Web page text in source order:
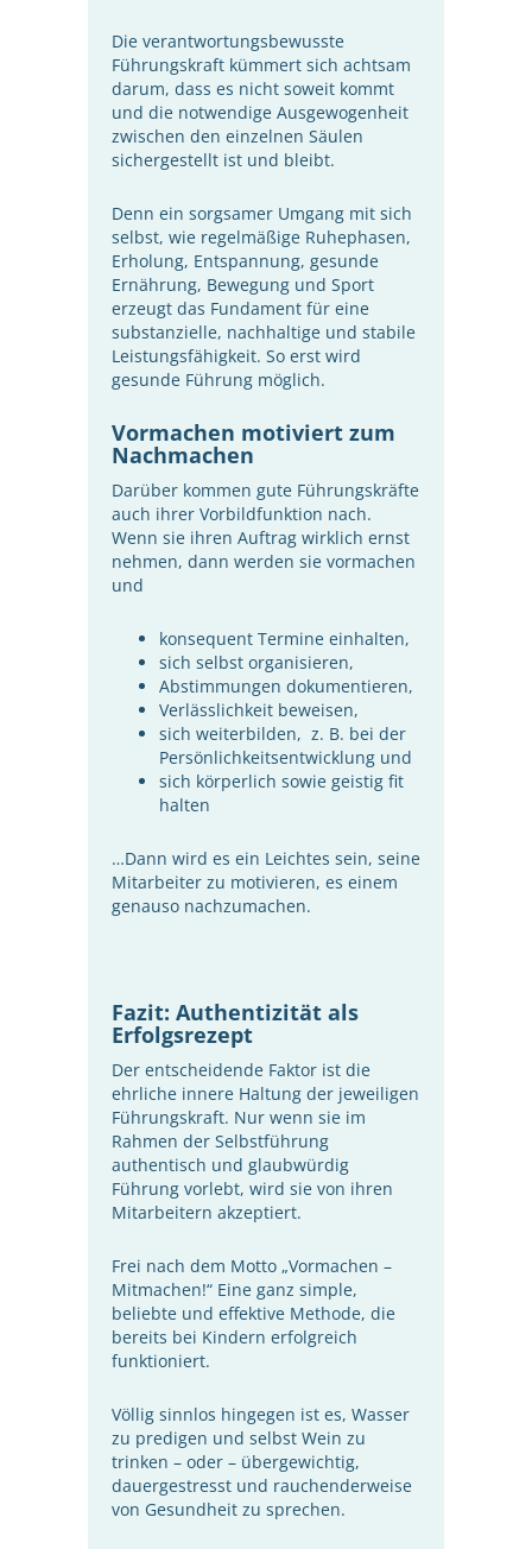
Die verantwortungsbewusste
Führungskraft kümmert sich achtsam
darum, dass es nicht soweit kommt
und die notwendige Ausgewogenheit
zwischen den einzelnen Säulen
sichergestellt ist und bleibt.
Denn ein sorgsamer Umgang mit sich
selbst, wie regelmäßige Ruhephasen,
Erholung, Entspannung, gesunde
Ernährung, Bewegung und Sport
erzeugt das Fundament für eine
substanzielle, nachhaltige und stabile
Leistungsfähigkeit. So erst wird
gesunde Führung möglich.
Vormachen motiviert zum
Nachmachen
Darüber kommen gute Führungskräfte
auch ihrer Vorbildfunktion nach.
Wenn sie ihren Auftrag wirklich ernst
nehmen, dann werden sie vormachen
und
konsequent Termine einhalten,
sich selbst organisieren,
Abstimmungen dokumentieren,
Verlässlichkeit beweisen,
sich weiterbilden, z. B. bei der
Persönlichkeitsentwicklung und
sich körperlich sowie geistig fit
halten
…Dann wird es ein Leichtes sein, seine
Mitarbeiter zu motivieren, es einem
genauso nachzumachen.
Fazit: Authentizität als
Erfolgsrezept
Der entscheidende Faktor ist die
ehrliche innere Haltung der jeweiligen
Führungskraft. Nur wenn sie im
Rahmen der Selbstführung
authentisch und glaubwürdig
Führung vorlebt, wird sie von ihren
Mitarbeitern akzeptiert.
Frei nach dem Motto „Vormachen –
Mitmachen!“ Eine ganz simple,
beliebte und effektive Methode, die
bereits bei Kindern erfolgreich
funktioniert.
Völlig sinnlos hingegen ist es, Wasser
zu predigen und selbst Wein zu
trinken – oder – übergewichtig,
dauergestresst und rauchenderweise
von Gesundheit zu sprechen.